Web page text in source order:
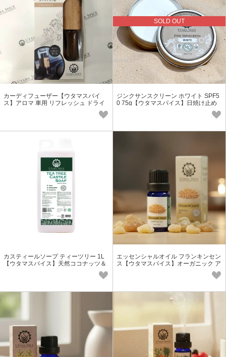
カーディフューザー【ウタマスパイ
ス】アロマ 車用 リフレッシュ ドライ
SOLD OUT
ジンクサンスクリーン ホワイト SPF5
0 75g【ウタマスパイス】日焼け止め
カスティールソープ ティーツリー 1L
【ウタマスパイス】天然ココナッツ＆
エッセンシャルオイル フランキンセン
ス【ウタマスパイス】オーガニック ア